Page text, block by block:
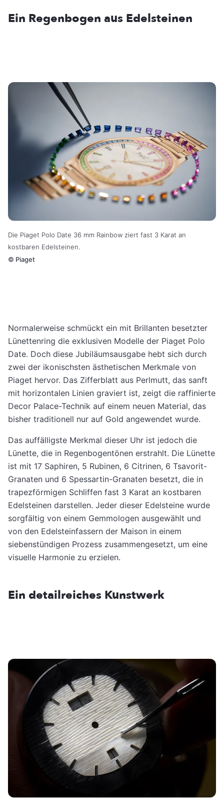
Ein Regenbogen aus Edelsteinen
Die Piaget Polo Date 36 mm Rainbow ziert fast 3 Karat an
kostbaren Edelsteinen.
© Piaget
Normalerweise schmückt ein mit Brillanten besetzter
Lünettenring die exklusiven Modelle der Piaget Polo
Date. Doch diese Jubiläumsausgabe hebt sich durch
zwei der ikonischsten ästhetischen Merkmale von
Piaget hervor. Das Zifferblatt aus Perlmutt, das sanft
mit horizontalen Linien graviert ist, zeigt die raffinierte
Decor Palace-Technik auf einem neuen Material, das
bisher traditionell nur auf Gold angewendet wurde.
Das auffälligste Merkmal dieser Uhr ist jedoch die
Lünette, die in Regenbogentönen erstrahlt. Die Lünette
ist mit 17 Saphiren, 5 Rubinen, 6 Citrinen, 6 Tsavorit-
Granaten und 6 Spessartin-Granaten besetzt, die in
trapezförmigen Schliffen fast 3 Karat an kostbaren
Edelsteinen darstellen. Jeder dieser Edelsteine wurde
sorgfältig von einem Gemmologen ausgewählt und
von den Edelsteinfassern der Maison in einem
siebenstündigen Prozess zusammengesetzt, um eine
visuelle Harmonie zu erzielen.
Ein detailreiches Kunstwerk